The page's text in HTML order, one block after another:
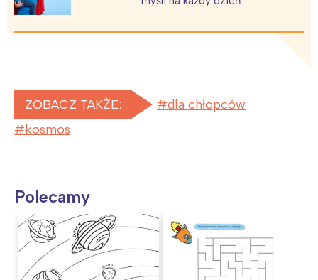
ZOBACZ TAKŻE:
dla chłopców
kosmos
Polecamy